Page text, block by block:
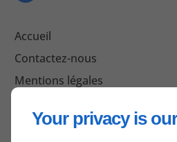
Your privacy is
Accueil
Contactez-nous
Mentions légales